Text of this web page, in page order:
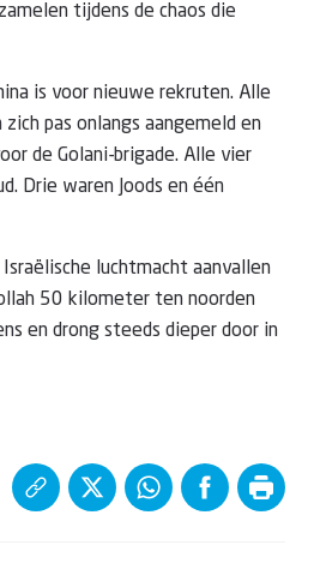
tijdens de chaos die
is voor nieuwe rekruten. Alle
pas onlangs aangemeld en
de Golani-brigade. Alle vier
Drie waren Joods en één
luchtmacht aanvallen
50 kilometer ten noorden
en drong steeds dieper door in